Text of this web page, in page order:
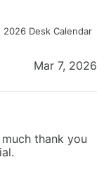
2026 Desk Calendar
Mar 7, 2026
thank you